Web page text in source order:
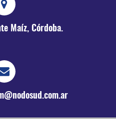
Maíz, Córdoba.